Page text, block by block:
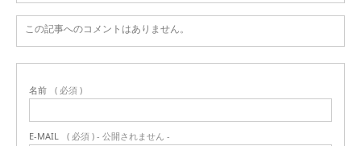
この記事へのコメントはありません。
名前 ( 必須 )
E-MAIL ( 必須 ) - 公開されません -